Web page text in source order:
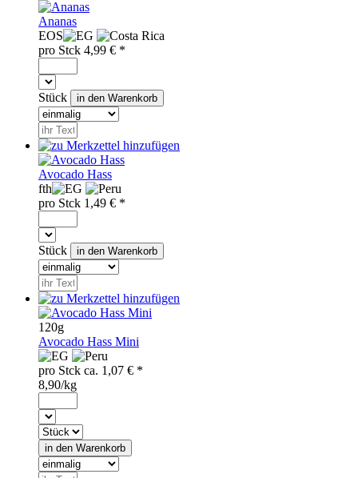
Ananas
EOS
pro Stck 4,99 € *
Stück
Avocado Hass
fth
pro Stck 1,49 € *
Stück
120g
Avocado Hass Mini
pro Stck ca. 1,07 € *
8,90/kg